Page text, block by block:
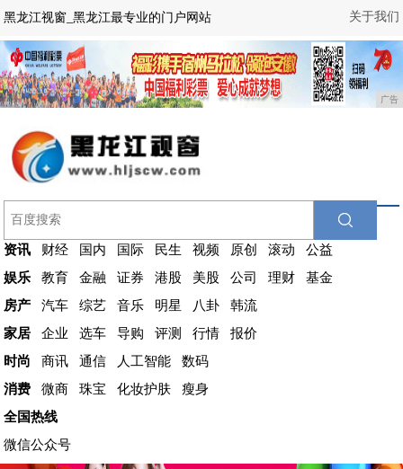
关于我们
黑龙江视窗_黑龙江最专业的门户网站
广告
资讯 财经 国内 国际 民生 视频 原创 滚动
公益
娱乐
教育 金融 证券 港股 美股 公司 理财
基金
房产
汽车 综艺 音乐 明星 八卦
韩流
家居
企业 选车 导购 评测 行情
报价
时尚
商讯 通信 人工智能
数码
消费
微商 珠宝 化妆护肤
瘦身
全国热线
微信公众号